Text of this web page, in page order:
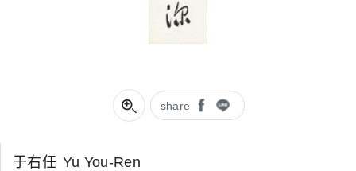
share
于右任 Yu You-Ren